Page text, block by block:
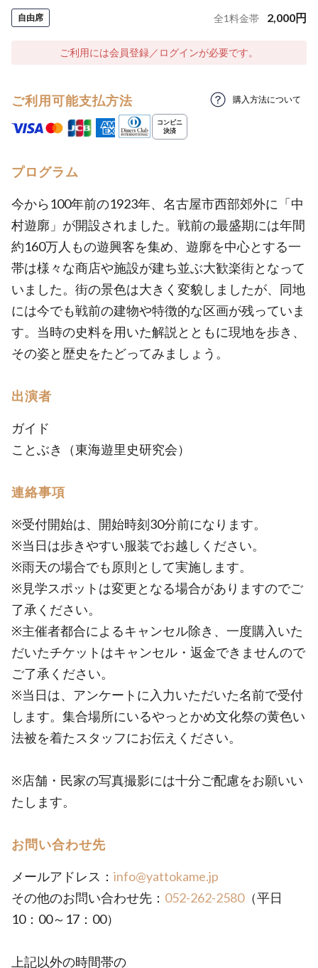
自由席 全1料金帯 2,000円
ご利用には会員登録／ログインが必要です。
ご利用可能支払方法 購入方法について
プログラム
今から100年前の1923年、名古屋市西部郊外に「中
村遊廓」が開設されました。戦前の最盛期には年間
約160万人もの遊興客を集め、遊廓を中心とする一
帯は様々な商店や施設が建ち並ぶ大歓楽街となって
いました。街の景色は大きく変貌しましたが、同地
には今でも戦前の建物や特徴的な区画が残っていま
す。当時の史料を用いた解説とともに現地を歩き、
その姿と歴史をたどってみましょう。
出演者
ガイド
ことぶき（東海遊里史研究会）
連絡事項
※受付開始は、開始時刻30分前になります。
※当日は歩きやすい服装でお越しください。
※雨天の場合でも原則として実施します。
※見学スポットは変更となる場合がありますのでご
了承ください。
※主催者都合によるキャンセル除き、一度購入いた
だいたチケットはキャンセル・返金できませんので
ご了承ください。
※当日は、アンケートに入力いただいた名前で受付
します。集合場所にいるやっとかめ文化祭の黄色い
法被を着たスタッフにお伝えください。
※店舗・民家の写真撮影には十分ご配慮をお願いい
たします。
お問い合わせ先
メールアドレス： info@yattokame.jp
その他のお問い合わせ先： 052-262-2580（平日
10：00～17：00）
上記以外の時間帯の